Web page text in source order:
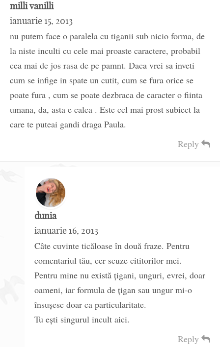
milli vanilli
ianuarie 15, 2013
nu putem face o paralela cu tiganii sub nicio forma, de
la niste inculti cu cele mai proaste caractere, probabil
cea mai de jos rasa de pe pamnt. Daca vrei sa inveti
cum se infige in spate un cutit, cum se fura orice se
poate fura , cum se poate dezbraca de caracter o fiinta
umana, da, asta e calea . Este cel mai prost subiect la
care te puteai gandi draga Paula.
Reply
dunia
ianuarie 16, 2013
Câte cuvinte ticăloase în două fraze. Pentru
comentariul tău, cer scuze cititorilor mei.
Pentru mine nu există țigani, unguri, evrei, doar
oameni, iar formula de țigan sau ungur mi-o
însușesc doar ca particularitate.
Tu ești singurul incult aici.
Reply